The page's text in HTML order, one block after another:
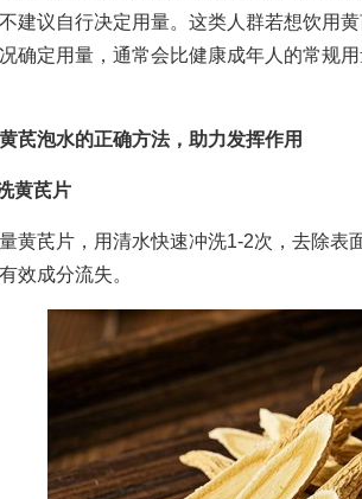
建议自行决定用量。这类人群若想饮用
确定用量，通常会比健康成年人的常规
黄芪泡水的正确方法，助力发挥作用
芪片
芪片，用清水快速冲洗1-2次，去除表
效成分流失。